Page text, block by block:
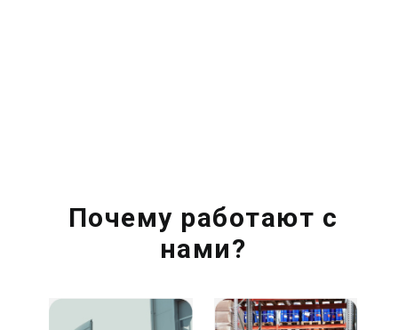
Почему работают с
нами?